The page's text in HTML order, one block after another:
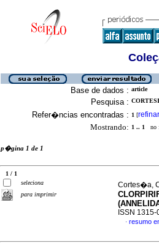
Base de dados : article
Pesquisa :
Refer�ncias encontradas : 1 [refinar
Mostrando: 1 .. 1 no
p�gina 1 de 1
1 / 1
seleciona
para imprimir
Cortes�a,
(ANN E
ISSN 1315-
· resumo